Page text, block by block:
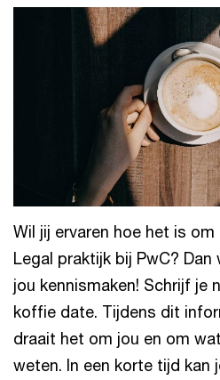
Wil jij ervaren hoe het is
Legal praktijk bij PwC?
jou kennismaken! Schrijf je
koffie date. Tijdens dit
draait het om jou en om
weten. In een korte tijd kan